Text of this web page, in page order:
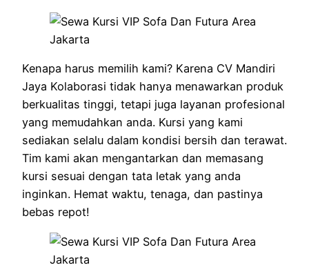
Kenapa harus memilih kami? Karena CV Mandiri
Jaya Kolaborasi tidak hanya menawarkan produk
berkualitas tinggi, tetapi juga layanan profesional
yang memudahkan anda. Kursi yang kami
sediakan selalu dalam kondisi bersih dan terawat.
Tim kami akan mengantarkan dan memasang
kursi sesuai dengan tata letak yang anda
inginkan. Hemat waktu, tenaga, dan pastinya
bebas repot!